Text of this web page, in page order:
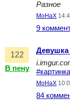
Разное
MoHaX
9
122
В пену
Девушка
#картинка
MoHaX
84